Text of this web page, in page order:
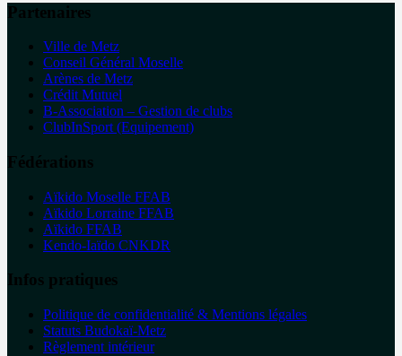
Partenaires
Ville de Metz
Conseil Général Moselle
Arènes de Metz
Crédit Mutuel
B-Association – Gestion de clubs
ClubInSport (Equipement)
Fédérations
Aïkido Moselle FFAB
Aïkido Lorraine FFAB
Aïkido FFAB
Kendo-Iaïdo CNKDR
Infos pratiques
Politique de confidentialité & Mentions légales
Statuts Budokaï-Metz
Règlement intérieur